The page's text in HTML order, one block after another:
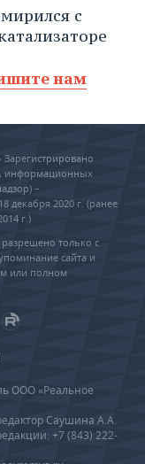
с
нам
информационных
–
декабря 2020 г. (ранее
г.)
только с
сайта и
или полном
ООО «Реальное
Саушина А.А.
+7 (843) 222-